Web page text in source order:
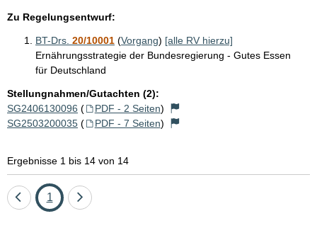
Zu Regelungsentwurf:
BT-Drs. 20/10001 (Vorgang) [alle RV hierzu]
Ernährungsstrategie der Bundesregierung - Gutes Essen
für Deutschland
Stellungnahmen/Gutachten (2):
SG2406130096 ( PDF - 2 Seiten)
SG2503200035 ( PDF - 7 Seiten)
Ergebnisse 1 bis 14 von 14
EineSeite
1
Eine